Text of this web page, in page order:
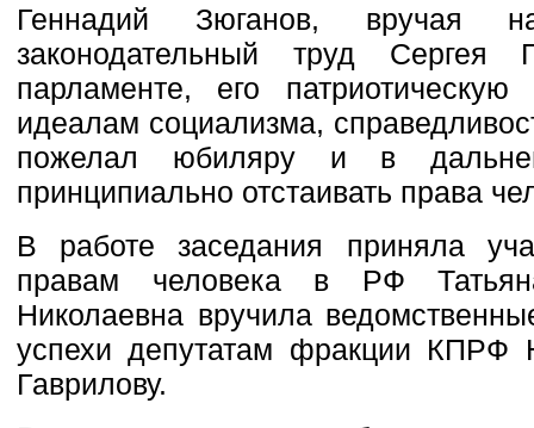
Геннадий Зюганов, вручая
законодательный труд Сергея
парламенте, его
идеалам социализма,
пожелал юбиляру и в
принципиально отстаивать права
В работе заседания приняла
правам человека в РФ
Николаевна вручила
успехи депутатам фракции КПРФ
Гаврилову.